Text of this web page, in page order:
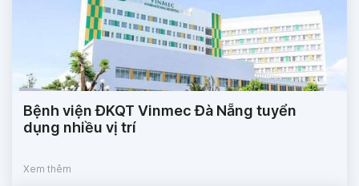
Bệnh viện ĐKQT Vinmec Đà Nẵng tuyển
dụng nhiều vị trí
Xem thêm